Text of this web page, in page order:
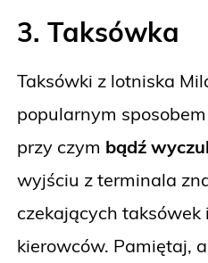
3. Taksówka
Taksówki z lotniska
popularnym
przy czym bądź
wyjściu z terminala
czekających
kierowców. Pamiętaj,